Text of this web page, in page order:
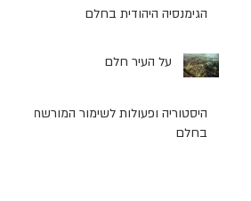
הגימנסיה היהודית בחלם
על העיר חלם
היסטוריה ופעולות לשימור המורשת
בחלם